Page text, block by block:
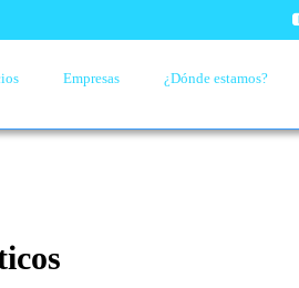
Empresas ¿Dónde estamos?